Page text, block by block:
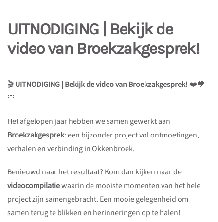
UITNODIGING | Bekijk de
video van Broekzakgesprek!
🎬UITNODIGING | Bekijk de video van Broekzakgesprek! ❤️💙
🧡
Het afgelopen jaar hebben we samen gewerkt aan
Broekzakgesprek: een bijzonder project vol ontmoetingen,
verhalen en verbinding in Okkenbroek.
Benieuwd naar het resultaat? Kom dan kijken naar de
videocompilatiewaarin de mooiste momenten van het hele
project zijn samengebracht. Een mooie gelegenheid om
samen terug te blikken en herinneringen op te halen!